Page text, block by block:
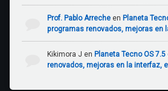
Prof. Pablo Arrecheen Planeta
programas renovados, mejoras en
Kikimora J en Planeta Tecno OS
renovados, mejoras en la interfaz,